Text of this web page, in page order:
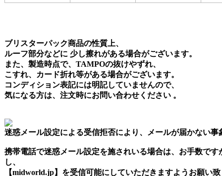
ブリスターパック商品の性質上、
ルーフ部分などに 少し擦れがある場合がございます。
また、製造時点で、TAMPOの抜けやずれ、
こすれ、カード折れ等がある場合がございます。
コンディション表記には明記していませんので、
気になる方は、注文時にお問い合わせください 。
迷惑メール設定による受信拒否により、メールが届かない事
携帯電話で迷惑メール設定を施されいる場合は、お手数で
し、
【midworld.jp】を受信可能にしていただきますようお願い